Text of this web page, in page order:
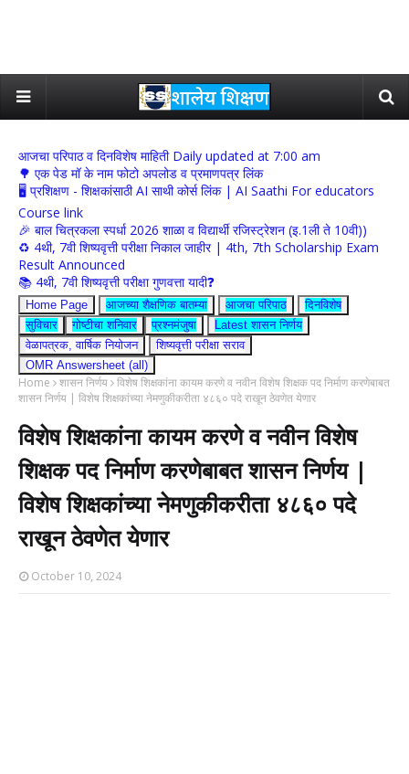
आजचा परिपाठ व दिनविशेष माहिती Daily updated at 7:00 am
🌳 एक पेड मॉ के नाम फोटो अपलोड व प्रमाणपत्र लिंक
🖥 प्रशिक्षण - शिक्षकांसाठी AI साथी कोर्स लिंक | AI Saathi For educators
Course link
🎉 बाल चित्रकला स्पर्धा 2026 शाळा व विद्यार्थी रजिस्ट्रेशन (इ.1ली ते 10वी))
♻️ 4थी, 7वी शिष्यवृत्ती परीक्षा निकाल जाहीर | 4th, 7th Scholarship Exam
Result Announced
📚 4थी, 7वी शिष्यवृत्ती परीक्षा गुणवत्ता यादी❓
Home Page आजच्या शैक्षणिक बातम्या आजचा परिपाठ
दिनविशेष
सुविचार
गोष्टीचा शनिवार प्रश्नमंजुषा
Latest शासन निर्णय
वेळापत्रक, वार्षिक नियोजन
शिष्यवृत्ती परीक्षा सराव
OMR Answersheet (all)
Home शासन निर्णय विशेष शिक्षकांना कायम करणे व नवीन विशेष शिक्षक पद निर्माण करणेबाबत
शासन निर्णय | विशेष शिक्षकांच्या नेमणुकीकरीता ४८६० पदे राखून ठेवणेत येणार
विशेष शिक्षकांना कायम करणे व नवीन विशेष
शिक्षक पद निर्माण करणेबाबत शासन निर्णय |
विशेष शिक्षकांच्या नेमणुकीकरीता ४८६० पदे
राखून ठेवणेत येणार
October 10, 2024